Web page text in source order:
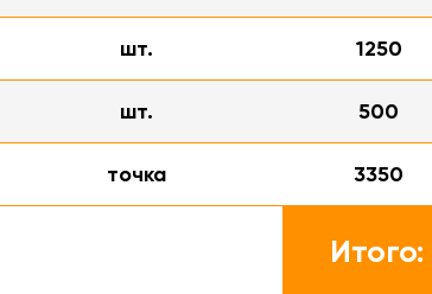
шт. 1250
шт. 500
точка 3350
Итого: